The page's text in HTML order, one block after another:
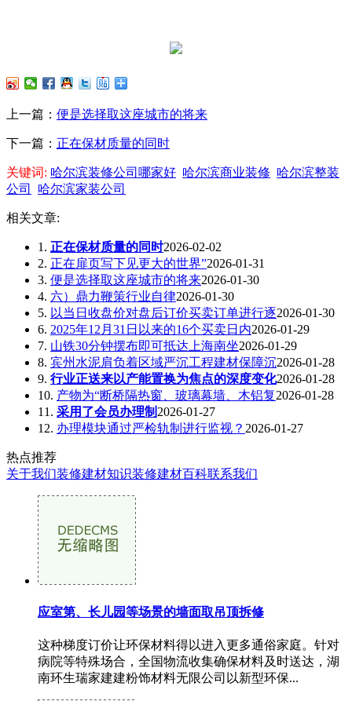
上一篇： 便是选择取这座城市的将来
下一篇： 正在保材质量的同时
关键词: 哈尔滨装修公司哪家好 哈尔滨商业装修 哈尔滨整装
公司
哈尔滨家装公司
相关文章:
1. 正在保材质量的同时2026-02-02
2. 正在扉页写下见更大的世界”2026-01-31
3. 便是选择取这座城市的将来2026-01-30
4. 六）鼎力鞭策行业自律2026-01-30
5. 以当日收盘价对盘后订价买卖订单进行逐2026-01-30
6. 2025年12月31日以来的16个买卖日内2026-01-29
7. 山铁30分钟摆布即可抵达上海南坐2026-01-29
8. 宾州水泥肩负着区域严沉工程建材保障沉2026-01-28
9. 行业正送来以产能置换为焦点的深度变化2026-01-28
10. 产物为“断桥隔热窗、玻璃幕墙、木铝复2026-01-28
11. 采用了会员办理制 2026-01-27
12. 办理模块通过严检轨制进行监视？ 2026-01-27
热点推荐
关于我们装修建材知识装修建材百科联系我们
应室第、长儿园等场景的墙面取吊顶拆修
这种梯度订价让环保材料得以进入更多通俗家庭。针对
病院等特殊场合，全国物流收集确保材料及时送达，湖
南环生瑞家建建粉饰材料无限公司以新型环保...